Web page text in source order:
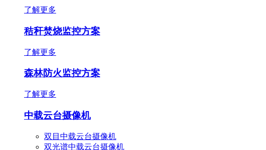
了解更多
秸秆焚烧监控方案
了解更多
森林防火监控方案
了解更多
中载云台摄像机
双目中载云台摄像机
双光谱中载云台摄像机